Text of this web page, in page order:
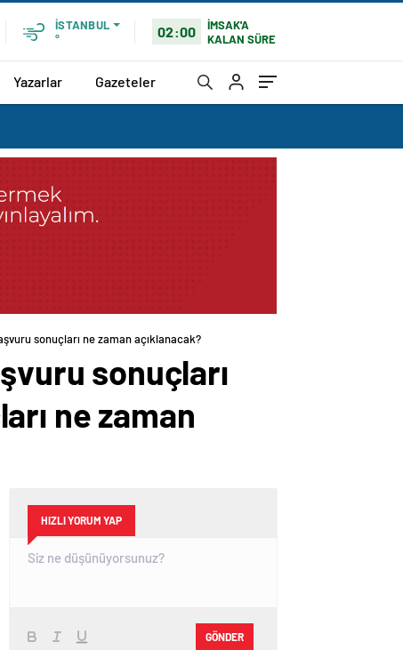
İSTANBUL
°
02:00
İMSAK'A
KALAN SÜRE
Yazarlar Gazeteler
sonuçları ne zaman açıklanacak?
sonuçları
ne zaman
HIZLI YORUM YAP
GÖNDER